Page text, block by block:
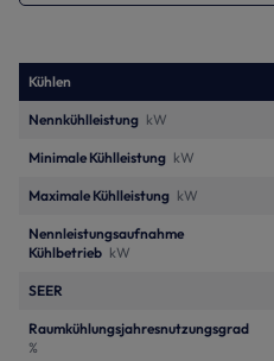
Kühlen
Nennkühlleistung kW
Minimale Kühlleistung kW
Maximale Kühlleistung kW
Nennleistungsaufnahme
Kühlbetrieb kW
SEER
Raumkühlungsjahresnutzungsgrad
%